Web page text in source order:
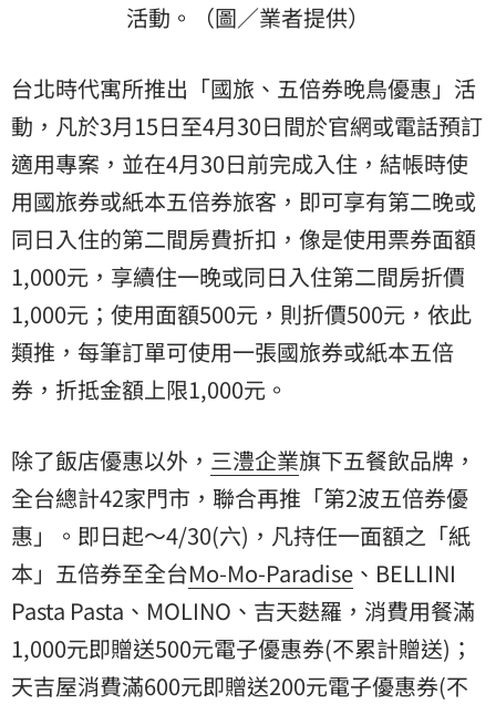
活動。（圖／業者提供）
台北時代寓所推出「國旅、五倍券晚鳥優惠」活
動，凡於3月15日至4月30日間於官網或電話預訂
適用專案，並在4月30日前完成入住，結帳時使
用國旅券或紙本五倍券旅客，即可享有第二晚或
同日入住的第二間房費折扣，像是使用票券面額
1,000元，享續住一晚或同日入住第二間房折價
1,000元；使用面額500元，則折價500元，依此
類推，每筆訂單可使用一張國旅券或紙本五倍
券，折抵金額上限1,000元。
除了飯店優惠以外， 三澧企業旗下五餐飲品牌，
全台總計42家門市，聯合再推「第2波五倍券優
惠」。即日起～4/30(六)，凡持任一面額之「紙
本」五倍券至全台Mo-Mo-Paradise 、BELLINI
Pasta Pasta、MOLINO、吉天麩羅，消費用餐滿
1,000元即贈送500元電子優惠券(不累計贈送)；
天吉屋消費滿600元即贈送200元電子優惠券(不